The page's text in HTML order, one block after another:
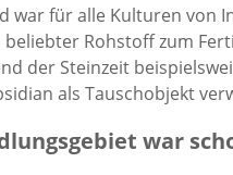
war für alle Kulturen von
Rohstoff zum
der Steinzeit
als Tauschobjekt
war